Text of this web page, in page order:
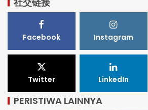
Facebook Instagram
Twitter LinkedIn
PERISTIWA LAINNYA